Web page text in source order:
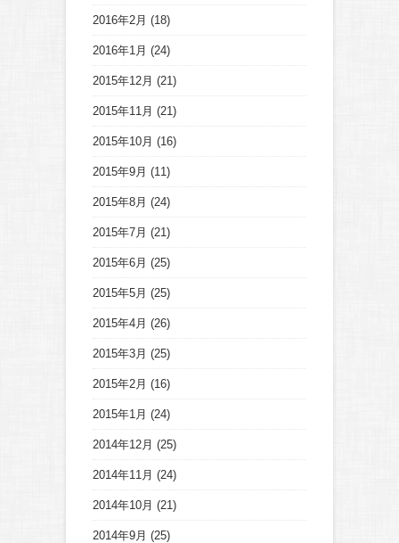
2016年2月 (18)
2016年1月 (24)
2015年12月 (21)
2015年11月 (21)
2015年10月 (16)
2015年9月 (11)
2015年8月 (24)
2015年7月 (21)
2015年6月 (25)
2015年5月 (25)
2015年4月 (26)
2015年3月 (25)
2015年2月 (16)
2015年1月 (24)
2014年12月 (25)
2014年11月 (24)
2014年10月 (21)
2014年9月 (25)